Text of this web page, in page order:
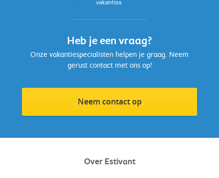
Heb je een vraag?
Onze vakantiespecialisten helpen je graag. Neem
gerust contact met ons op!
Neem contact op
Over Estivant